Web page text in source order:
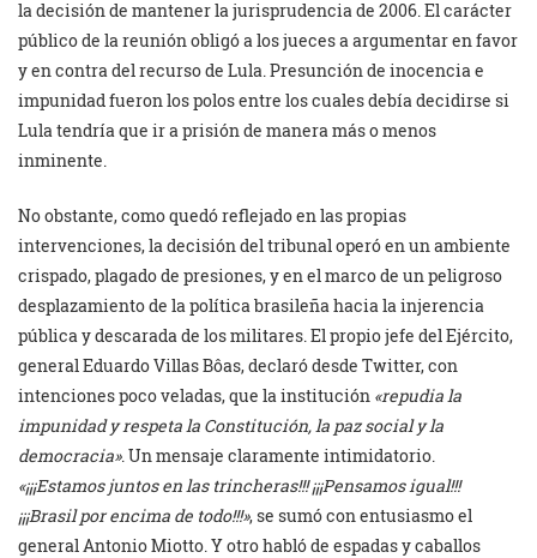
la decisión de mantener la jurisprudencia de 2006. El carácter
público de la reunión obligó a los jueces a argumentar en favor
y en contra del recurso de Lula. Presunción de inocencia e
impunidad fueron los polos entre los cuales debía decidirse si
Lula tendría que ir a prisión de manera más o menos
inminente.
No obstante, como quedó reflejado en las propias
intervenciones, la decisión del tribunal operó en un ambiente
crispado, plagado de presiones, y en el marco de un peligroso
desplazamiento de la política brasileña hacia la injerencia
pública y descarada de los militares. El propio jefe del Ejército,
general Eduardo Villas Bôas, declaró desde Twitter, con
intenciones poco veladas, que la institución «repudia la
impunidad y respeta la Constitución, la paz social y la
democracia». Un mensaje claramente intimidatorio.
«¡¡¡Estamos juntos en las trincheras!!! ¡¡¡Pensamos igual!!!
¡¡¡Brasil por encima de todo!!!», se sumó con entusiasmo el
general Antonio Miotto. Y otro habló de espadas y caballos